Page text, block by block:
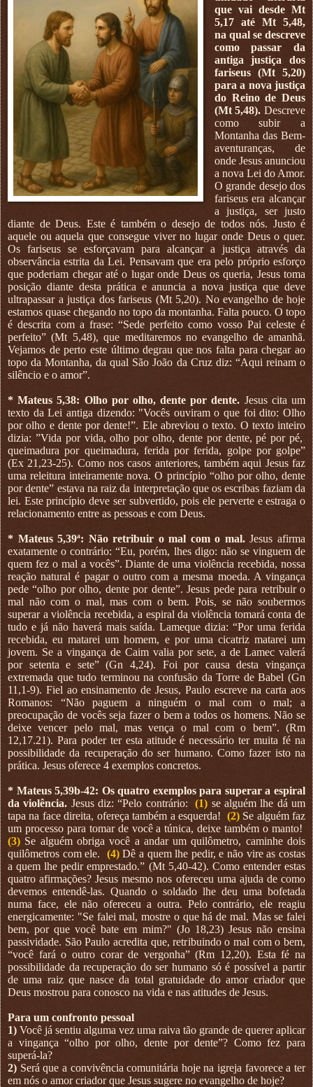
que vai desde Mt
5,17 até Mt 5,48,
na qual se descreve
como passar da
antiga justiça dos
fariseus (Mt 5,20)
para a nova justiça
do Reino de Deus
(Mt 5,48). Descreve
como subir a
Montanha das Bem-
aventuranças, de
onde Jesus anunciou
a nova Lei do Amor.
O grande desejo dos
fariseus era alcançar
a justiça, ser justo
diante de Deus. Este é também o desejo de todos nós. Justo é
aquele ou aquela que consegue viver no lugar onde Deus o quer.
Os fariseus se esforçavam para alcançar a justiça através da
observância estrita da Lei. Pensavam que era pelo próprio esforço
que poderiam chegar até o lugar onde Deus os queria, Jesus toma
posição diante desta prática e anuncia a nova justiça que deve
ultrapassar a justiça dos fariseus (Mt 5,20). No evangelho de hoje
estamos quase chegando no topo da montanha. Falta pouco. O topo
é descrita com a frase: “Sede perfeito como vosso Pai celeste é
perfeito” (Mt 5,48), que meditaremos no evangelho de amanhã.
Vejamos de perto este último degrau que nos falta para chegar ao
topo da Montanha, da qual São João da Cruz diz: “Aqui reinam o
silêncio e o amor”.
* Mateus 5,38: Olho por olho, dente por dente. Jesus cita um
texto da Lei antiga dizendo: "Vocês ouviram o que foi dito: Olho
por olho e dente por dente!”. Ele abreviou o texto. O texto inteiro
dizia: ”Vida por vida, olho por olho, dente por dente, pé por pé,
queimadura por queimadura, ferida por ferida, golpe por golpe”
(Ex 21,23-25). Como nos casos anteriores, também aqui Jesus faz
uma releitura inteiramente nova. O princípio “olho por olho, dente
por dente” estava na raiz da interpretação que os escribas faziam da
lei. Este princípio deve ser subvertido, pois ele perverte e estraga o
relacionamento entre as pessoas e com Deus.
* Mateus 5,39ª: Não retribuir o mal com o mal.Jesus afirma
exatamente o contrário: “Eu, porém, lhes digo: não se vinguem de
quem fez o mal a vocês”. Diante de uma violência recebida, nossa
reação natural é pagar o outro com a mesma moeda. A vingança
pede “olho por olho, dente por dente”. Jesus pede para retribuir o
mal não com o mal, mas com o bem. Pois, se não soubermos
superar a violência recebida, a espiral da violência tomará conta de
tudo e já não haverá mais saída. Lameque dizia: “Por uma ferida
recebida, eu matarei um homem, e por uma cicatriz matarei um
jovem. Se a vingança de Caim valia por sete, a de Lamec valerá
por setenta e sete” (Gn 4,24). Foi por causa desta vingança
extremada que tudo terminou na confusão da Torre de Babel (Gn
11,1-9). Fiel ao ensinamento de Jesus, Paulo escreve na carta aos
Romanos: “Não paguem a ninguém o mal com o mal; a
preocupação de vocês seja fazer o bem a todos os homens. Não se
deixe vencer pelo mal, mas vença o mal com o bem”. (Rm
12,17.21). Para poder ter esta atitude é necessário ter muita fé na
possibilidade da recuperação do ser humano. Como fazer isto na
prática. Jesus oferece 4 exemplos concretos.
* Mateus 5,39b-42: Os quatro exemplos para superar a espiral
da violência. Jesus diz: “Pelo contrário: (1) se alguém lhe dá um
tapa na face direita, ofereça também a esquerda! (2)Se alguém faz
um processo para tomar de você a túnica, deixe também o manto!
(3) Se alguém obriga você a andar um quilômetro, caminhe dois
quilômetros com ele.
(4)Dê a quem lhe pedir, e não vire as costas
a quem lhe pedir emprestado.” (Mt 5,40-42). Como entender estas
quatro afirmações? Jesus mesmo nos ofereceu uma ajuda de como
devemos entendê-las. Quando o soldado lhe deu uma bofetada
numa face, ele não ofereceu a outra. Pelo contrário, ele reagiu
energicamente: "Se falei mal, mostre o que há de mal. Mas se falei
bem, por que você bate em mim?" (Jo 18,23) Jesus não ensina
passividade. São Paulo acredita que, retribuindo o mal com o bem,
“você fará o outro corar de vergonha” (Rm 12,20). Esta fé na
possibilidade da recuperação do ser humano só é possível a partir
de uma raiz que nasce da total gratuidade do amor criador que
Deus mostrou para conosco na vida e nas atitudes de Jesus.
Para um confronto pessoal
1) Você já sentiu alguma vez uma raiva tão grande de querer aplicar
a vingança “olho por olho, dente por dente”? Como fez para
superá-la?
2) Será que a convivência comunitária hoje na igreja favorece a ter
em nós o amor criador que Jesus sugere no evangelho de hoje?